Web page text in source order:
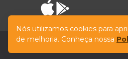
Nós utilizamos cookies para
de melhoria. Conheça nossa